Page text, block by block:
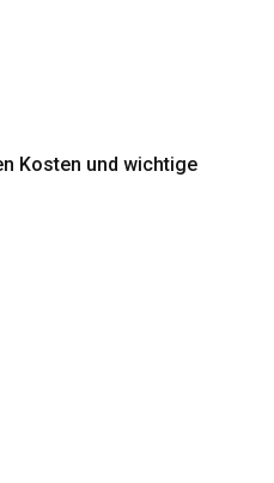
Kosten und wichtige